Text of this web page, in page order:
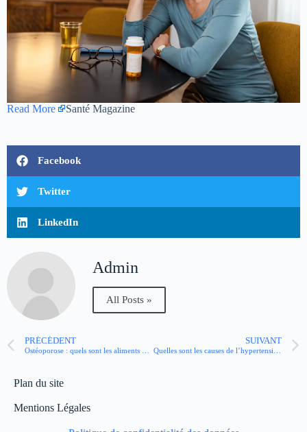
Read More Santé Magazine
Facebook
Twitter
LinkedIn
Admin
All Posts »
PRÉCÉDENT
Ostéoporose : quels sont les aliments mauvais pour les os ?
SUIVANT
Quelles sont les causes de l’hypertension artérielle ?
Plan du site
Mentions Légales